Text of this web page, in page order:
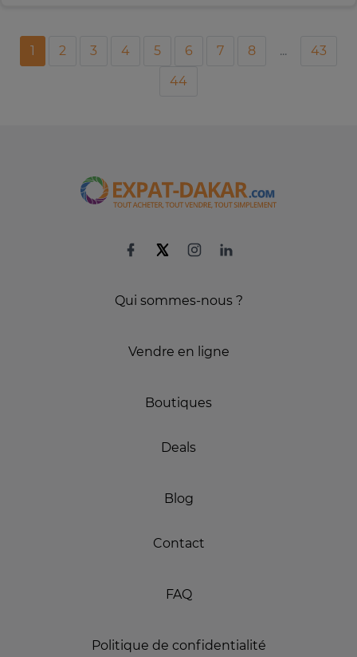
1 2 3 4 5 6 7 8 ...
43
44
Qui sommes-nous ?
Vendre en ligne
Boutiques
Deals
Blog
Contact
FAQ
Politique de confidentialité